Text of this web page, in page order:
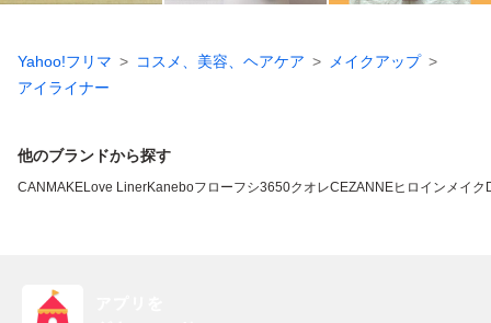
Yahoo!フリマ コスメ、美容、ヘアケア
メイクアップ
アイライナー
他のブランドから探す
CANMAKELove LinerKaneboフローフシ3650クオレCEZANNEヒロインメイク